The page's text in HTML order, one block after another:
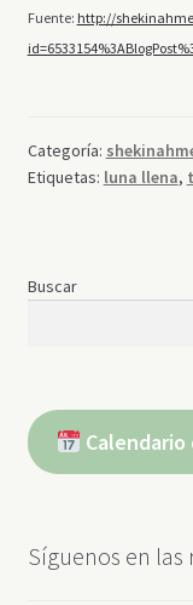
Fuente: http://
Categoría:
Etiquetas: luna llena,
Buscar
Síguenos en las